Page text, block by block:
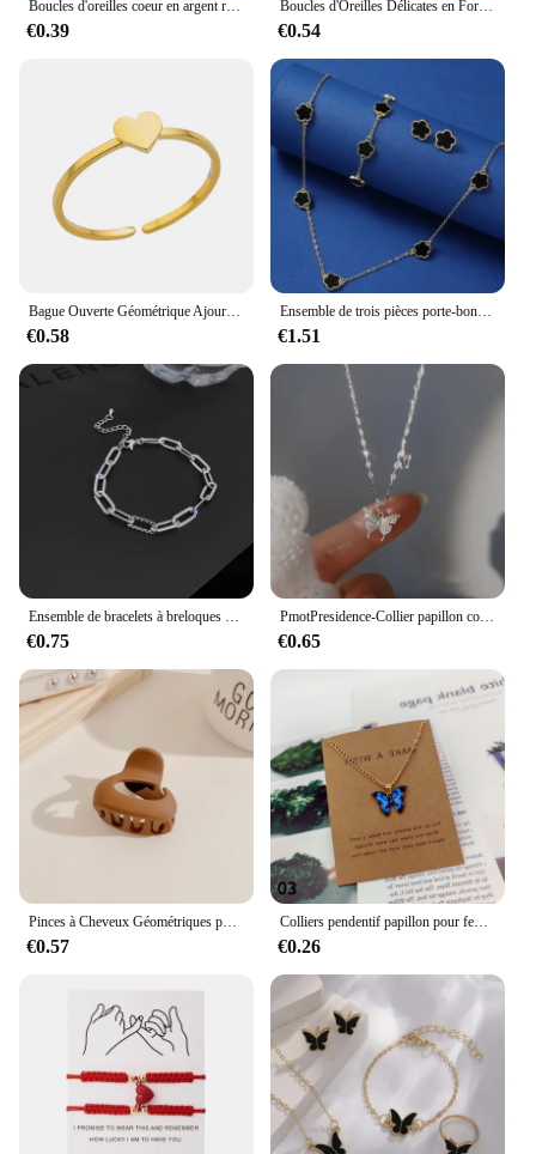
Boucles d'oreilles coeur en argent regardé 925 pour femme, bijoux anti-allergie, accessoires de fête, cadeau
€0.39
Boucles d'Oreilles Délicates en Forme de Petit Cercle pour Femme, Bijoux Minimalistes en Or et Clip, Accessoires de ixCoréenne, à la Mode, Été
€0.54
Bague Ouverte Géométrique Ajourée en Acier Inoxydable pour Femme, Breloque Dorée, Accessoires de Bijoux, Cadeaux, 48 Styles
€0.58
Ensemble de trois pièces porte-bonheur à cinq pétales pour femme, bracelet Everver à cinq feuilles, boucles d'oreilles et collier, accessoires de bijoux de fête
€1.51
Ensemble de bracelets à breloques punk pour femmes, gourmette cubaine, optique simple, document doré, accessoires de bijoux à la mode, nouveau, 4 pièces
€0.75
PmotPresidence-Collier papillon court pour femme, goutte de papillons JOMini, accessoires de cou bohémiens, bijoux fantaisie, nouveau
€0.65
€0.57
Colliers pendentif papillon pour femmes, collier de clavicule insecte multicolore, bijoux de fête, accessoires doux et simples, mode
€0.26